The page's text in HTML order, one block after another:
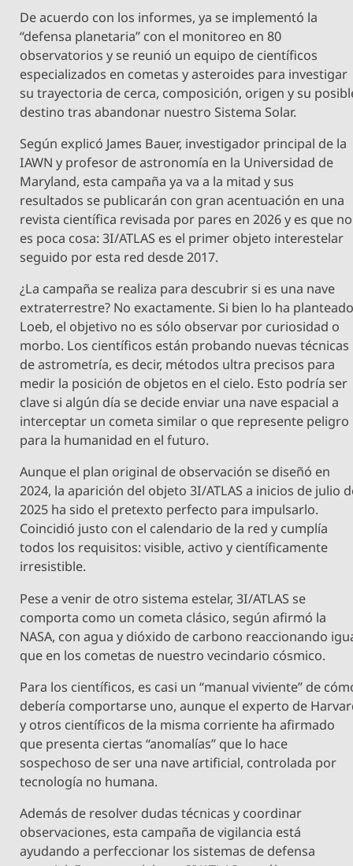
De acuerdo con los informes, ya se implementó la
“defensa planetaria” con el monitoreo en 80
observatorios y se reunió un equipo de científicos
especializados en cometas y asteroides para investigar
su trayectoria de cerca, composición, origen y su
destino tras abandonar nuestro Sistema Solar.
Según explicó James Bauer, investigador principal de la
IAWN y profesor de astronomía en la Universidad de
Maryland, esta campaña ya va a la mitad y sus
resultados se publicarán con gran acentuación en una
revista científica revisada por pares en 2026 y es que no
es poca cosa: 3I/ATLAS es el primer objeto interestelar
seguido por esta red desde 2017.
¿La campaña se realiza para descubrir si es una nave
extraterrestre? No exactamente. Si bien lo ha
Loeb, el objetivo no es sólo observar por curiosidad o
morbo. Los científicos están probando nuevas técnicas
de astrometría, es decir, métodos ultra precisos para
medir la posición de objetos en el cielo. Esto podría ser
clave si algún día se decide enviar una nave espacial a
interceptar un cometa similar o que represente peligro
para la humanidad en el futuro.
Aunque el plan original de observación se diseñó en
2024, la aparición del objeto 3I/ATLAS a inicios de julio
2025 ha sido el pretexto perfecto para impulsarlo.
Coincidió justo con el calendario de la red y cumplía
todos los requisitos: visible, activo y científicamente
irresistible.
Pese a venir de otro sistema estelar, 3I/ATLAS se
comporta como un cometa clásico, según afirmó la
NASA, con agua y dióxido de carbono reaccionando
que en los cometas de nuestro vecindario cósmico.
Para los científicos, es casi un “manual viviente” de
debería comportarse uno, aunque el experto de
y otros científicos de la misma corriente ha afirmado
que presenta ciertas “anomalías” que lo hace
sospechoso de ser una nave artificial, controlada por
tecnología no humana.
Además de resolver dudas técnicas y coordinar
observaciones, esta campaña de vigilancia está
ayudando a perfeccionar los sistemas de defensa